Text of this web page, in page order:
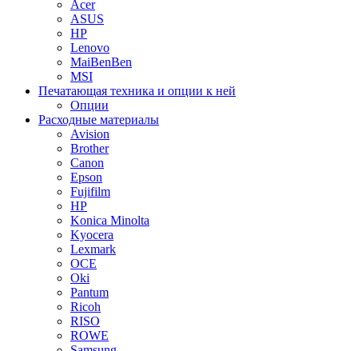
Acer
ASUS
HP
Lenovo
MaiBenBen
MSI
Печатающая техника и опции к ней
Опции
Расходные материалы
Avision
Brother
Canon
Epson
Fujifilm
HP
Konica Minolta
Kyocera
Lexmark
OCE
Oki
Pantum
Ricoh
RISO
ROWE